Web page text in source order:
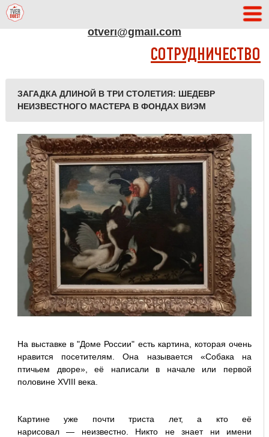
otveri@gmail.com
СОТРУДНИЧЕСТВО
ЗАГАДКА ДЛИНОЙ В ТРИ СТОЛЕТИЯ: ШЕДЕВР
НЕИЗВЕСТНОГО МАСТЕРА В ФОНДАХ ВИЭМ
На выставке в "Доме России" есть картина, которая очень
нравится посетителям. Она называется «Собака на
птичьем дворе», её написали в начале или первой
половине XVIII века.
Картине уже почти триста лет, а кто её
нарисовал — неизвестно. Никто не знает ни имени